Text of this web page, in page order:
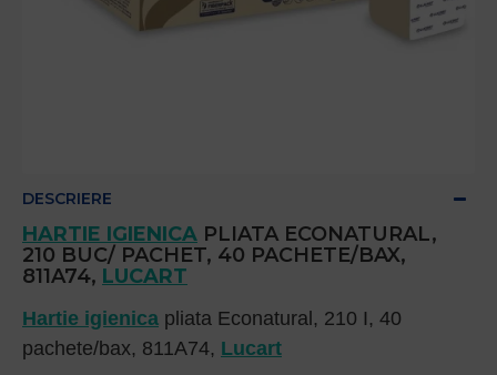
DESCRIERE
HARTIE IGIENICA PLIATA ECONATURAL,
210 BUC/ PACHET, 40 PACHETE/BAX,
811A74, LUCART
Hartie igienica pliata Econatural, 210 I, 40
pachete/bax, 811A74, Lucart